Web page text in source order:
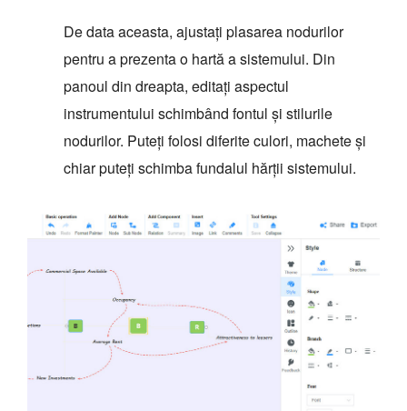
De data aceasta, ajustați plasarea nodurilor
pentru a prezenta o hartă a sistemului. Din
panoul din dreapta, editați aspectul
instrumentului schimbând fontul și stilurile
nodurilor. Puteți folosi diferite culori, machete și
chiar puteți schimba fundalul hărții sistemului.